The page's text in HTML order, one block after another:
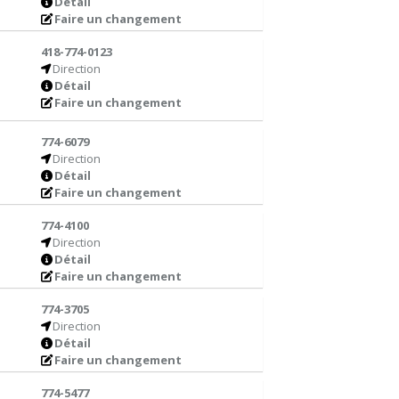
Faire un changement
418-774-0123
Direction
Détail
Faire un changement
774-6079
Direction
Détail
Faire un changement
774-4100
Direction
Détail
Faire un changement
774-3705
Direction
Détail
Faire un changement
774-5477